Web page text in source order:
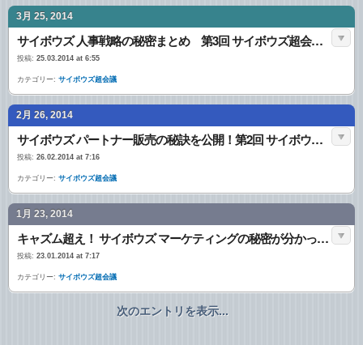
3月 25, 2014
サイボウズ 人事戦略の秘密まとめ 第3回 サイボウズ超会議へ行ってきました！
投稿: 25.03.2014 at 6:55
カテゴリー: サイボウズ超会議
2月 26, 2014
サイボウズ パートナー販売の秘訣を公開！第2回 サイボウズ超会議に参加しました〜
投稿: 26.02.2014 at 7:16
カテゴリー: サイボウズ超会議
1月 23, 2014
キャズム超え！ サイボウズ マーケティングの秘密が分かった 第1回 サイボウズ超会議まとめ
投稿: 23.01.2014 at 7:17
カテゴリー: サイボウズ超会議
次のエントリを表示...